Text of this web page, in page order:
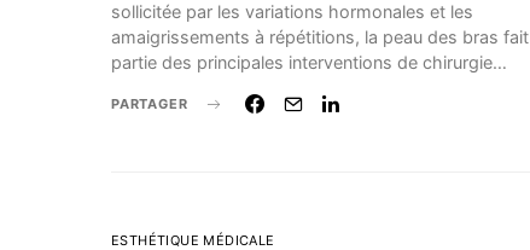
sollicitée par les variations hormonales et les
amaigrissements à répétitions, la peau des bras fait
partie des principales interventions de chirurgie…
PARTAGER
ESTHÉTIQUE MÉDICALE